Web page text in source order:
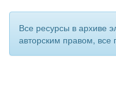
Все ресурсы в архиве
авторским правом, все